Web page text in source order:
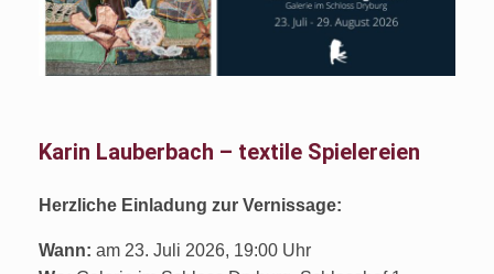
Karin Lauberbach – textile Spielereien
Herzliche Einladung zur Vernissage:
Wann: am 23. Juli 2026, 19:00 Uhr